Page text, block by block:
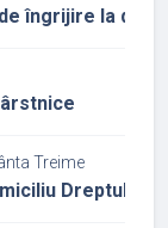
îngrijire la
Treime
Dreptul